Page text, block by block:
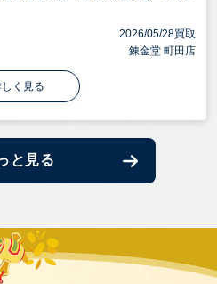
2026/05/28買取
錬金堂 町田店
く見る
と見る